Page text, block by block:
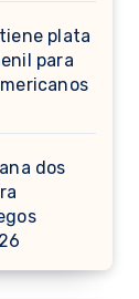
plata
para
dos